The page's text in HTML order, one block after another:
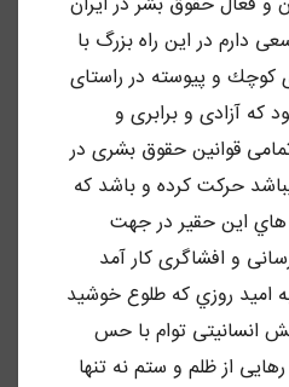
دارم در اين راه بزرگ با
كوچك و پيوسته در راستاى
كه آزادى و برابرى و
قوانين حقوق بشرى در
حركت كرده و باشد كه
هاي اين حقير در جهت
و افشاگرى كار آمد
اميد روزي كه طلوع خوشيد
انسانيتى توام با حس
از ظلم و ستم نه تنها